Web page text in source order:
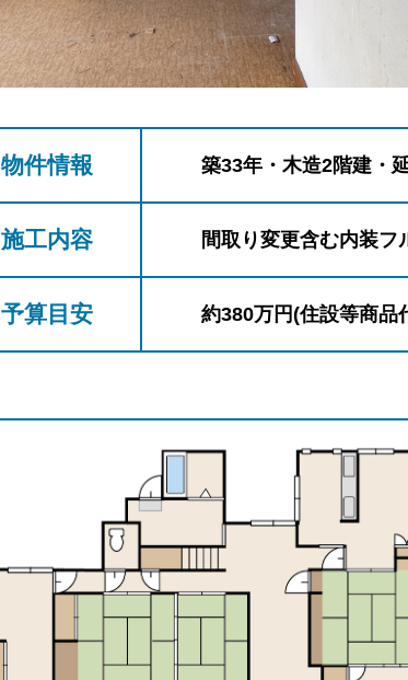
物件情報 築33年・木造2階建・
施工内容 間取り変更含む内装フ
予算目安 約380万円(住設等商品